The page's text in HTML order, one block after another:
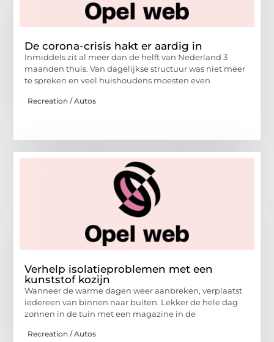
De corona-crisis hakt er aardig in
Inmiddels zit al meer dan de helft van Nederland 3
maanden thuis. Van dagelijkse structuur was niet meer
te spreken en veel huishoudens moesten even
Recreation / Autos
Verhelp isolatieproblemen met een
kunststof kozijn
Wanneer de warme dagen weer aanbreken, verplaatst
iedereen van binnen naar buiten. Lekker de hele dag
zonnen in de tuin met een magazine in de
Recreation / Autos